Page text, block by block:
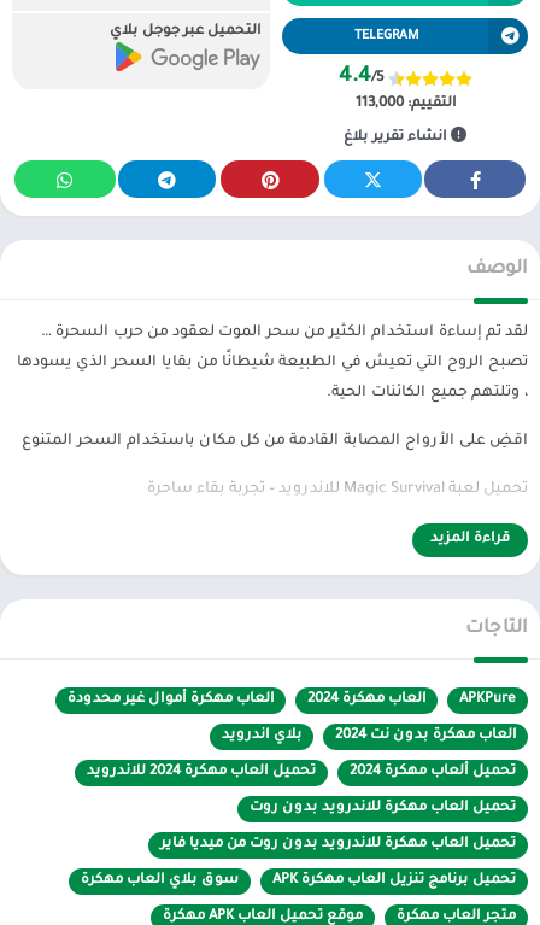
TELEGRAM
4.4/5
التقييم:113,000
انشاء تقرير بلاغ
التحميل عبر جوجل بلاي
الوصف
لقد تم إساءة استخدام الكثير من سحر الموت لعقود من حرب السحرة …
تصبح الروح التي تعيش في الطبيعة شيطانًا من بقايا السحر الذي يسودها
، وتلتهم جميع الكائنات الحية.
اقضِ على الأرواح المصابة القادمة من كل مكان باستخدام السحر المتنوع
تحميل لعبة Magic Survival للاندرويد – تجربة بقاء ساحرة
Magic Survival هي لعبة بقاء مميزة تجمع بين عناصر السحر والأكشن في
Google Play.
مميزات اللعبة:
– أسلوب لعب بسيط وممتع يعتمد على التحكم بشخصية واحدة
– مجموعة متنوعة من القوى السحرية والتعويذات
– رسوم بصرية بسيطة لكن جذابة
– نظام تطوير شامل للشخصية والمهارات
قراءة المزيد
التاجات
APKPure العاب مهكرة 2024 العاب مهكرة أموال غير محدودة
العاب مهكرة بدون نت 2024 بلاي اندرويد
تحميل ألعاب مهكرة 2024 تحميل العاب مهكرة 2024 للاندرويد
تحميل العاب مهكرة للاندرويد بدون روت
تحميل العاب مهكرة للاندرويد بدون روت من ميديا فاير
تحميل برنامج تنزيل العاب مهكرة APK سوق بلاي العاب مهكرة
متجر العاب مهكرة موقع تحميل العاب APK مهكرة